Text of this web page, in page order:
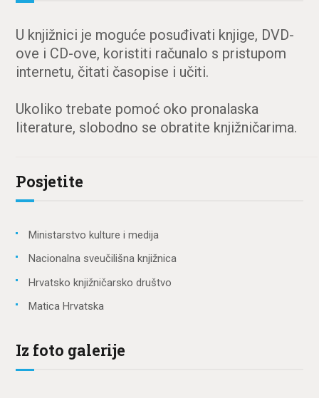
U knjižnici je moguće posuđivati knjige, DVD-
ove i CD-ove, koristiti računalo s pristupom
internetu, čitati časopise i učiti.
Ukoliko trebate pomoć oko pronalaska
literature, slobodno se obratite knjižničarima.
Posjetite
Ministarstvo kulture i medija
Nacionalna sveučilišna knjižnica
Hrvatsko knjižničarsko društvo
Matica Hrvatska
Iz foto galerije